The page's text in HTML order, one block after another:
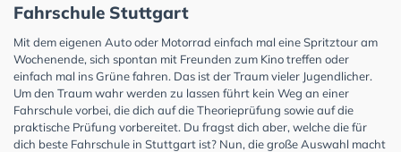
Fahrschule Stuttgart
Mit dem eigenen Auto oder Motorrad einfach mal eine Spritztour am
Wochenende, sich spontan mit Freunden zum Kino treffen oder
einfach mal ins Grüne fahren. Das ist der Traum vieler Jugendlicher.
Um den Traum wahr werden zu lassen führt kein Weg an einer
Fahrschule vorbei, die dich auf die Theorieprüfung sowie auf die
praktische Prüfung vorbereitet. Du fragst dich aber, welche die für
dich beste Fahrschule in Stuttgart ist? Nun, die große Auswahl macht